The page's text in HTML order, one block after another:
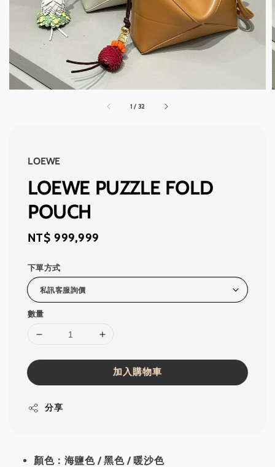
1 / 32
LOEWE
LOEWE PUZZLE FOLD
POUCH
Regular
NT$ 999,999
下單方式
數量
加入購物車
分享
顏色：海鹽色 / 黑色 / 暖沙色